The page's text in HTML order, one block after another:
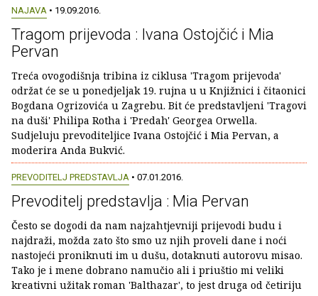
NAJAVA • 19.09.2016.
Tragom prijevoda : Ivana Ostojčić i Mia
Pervan
Treća ovogodišnja tribina iz ciklusa 'Tragom prijevoda'
održat će se u ponedjeljak 19. rujna u u Knjižnici i čitaonici
Bogdana Ogrizovića u Zagrebu. Bit će predstavljeni 'Tragovi
na duši' Philipa Rotha i 'Predah' Georgea Orwella.
Sudjeluju prevoditeljice Ivana Ostojčić i Mia Pervan, a
moderira Anda Bukvić.
PREVODITELJ PREDSTAVLJA • 07.01.2016.
Prevoditelj predstavlja : Mia Pervan
Često se dogodi da nam najzahtjevniji prijevodi budu i
najdraži, možda zato što smo uz njih proveli dane i noći
nastojeći proniknuti im u dušu, dotaknuti autorovu misao.
Tako je i mene dobrano namučio ali i priuštio mi veliki
kreativni užitak roman 'Balthazar', to jest druga od četiriju